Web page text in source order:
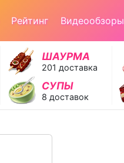
Рейтинг Видеообзоры
ШАУРМА
201 доставка
СУПЫ
8 доставок